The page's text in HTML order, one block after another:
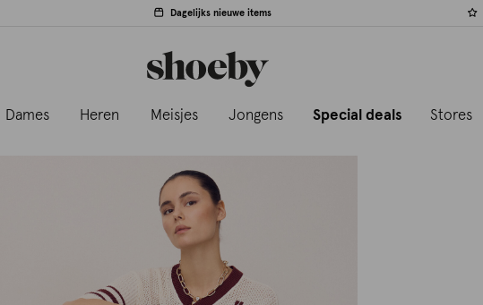
Dagelijks nieuwe items
Dames Heren Meisjes Jongens Special deals Stores